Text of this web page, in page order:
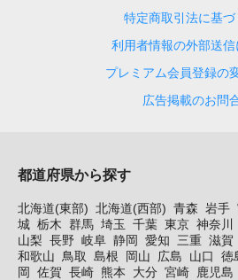
特定商取引法に基
利用者情報の外部送信
プレミアム会員登録の
広告掲載のお問
都道府県から探す
北海道(東部) 北海道(西部) 青森 岩手
城 栃木 群馬 埼玉 千葉 東京 神奈川
山梨 長野 岐阜 静岡 愛知 三重 滋賀
和歌山
鳥取 島根 岡山 広島 山口 徳
岡
佐賀 長崎 熊本 大分 宮崎 鹿児島